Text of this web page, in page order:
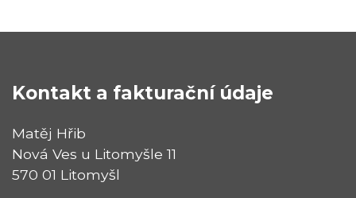
Kontakt a fakturační údaje
Matěj Hřib
Nová Ves u Litomyšle 11
570 01 Litomyšl